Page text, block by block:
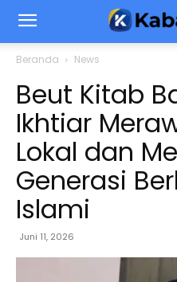
Beranda News
Beut Kitab
Ikhtiar
Lokal dan
Generasi
Islami
Juni 11, 2026